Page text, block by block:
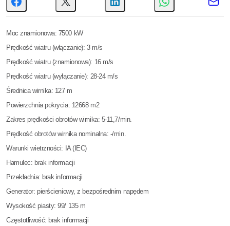
Moc znamionowa: 7500 kW
Prędkość wiatru (włączanie): 3 m/s
Prędkość wiatru (znamionowa): 16 m/s
Prędkość wiatru (wyłączanie): 28-24 m/s
Średnica wirnika: 127 m
Powierzchnia pokrycia: 12668 m2
Zakres prędkości obrotów wirnika: 5-11,7/min.
Prędkość obrotów wirnika nominalna: -/min.
Warunki wietrzności: IA (IEC)
Hamulec: brak informacji
Przekładnia: brak informacji
Generator: pierścieniowy, z bezpośrednim napędem
Wysokość piasty: 99/ 135 m
Częstotliwość: brak informacji